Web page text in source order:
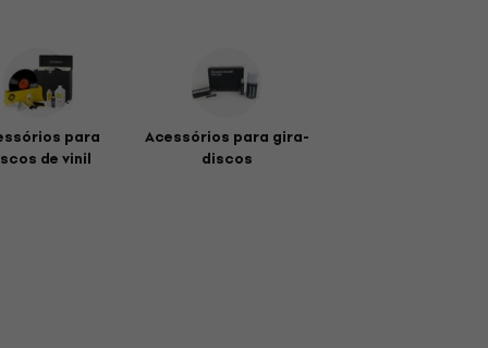
para
de vinil
Acessórios para gira-
discos